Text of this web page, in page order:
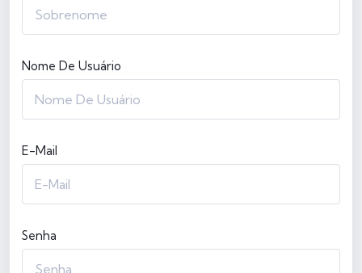
Nome De Usuário
E-Mail
Senha